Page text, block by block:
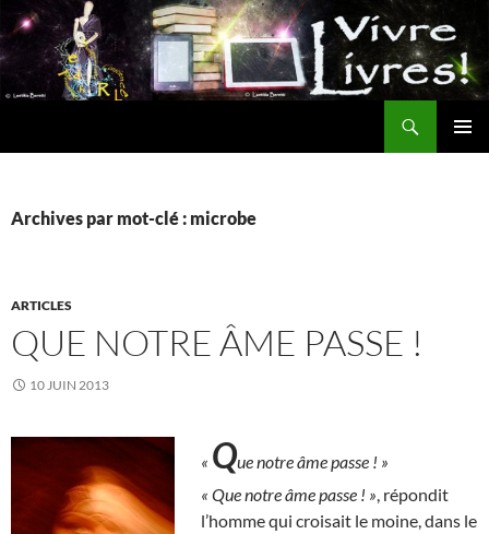
Aller
au
contenu
Archives par mot-clé : microbe
ARTICLES
QUE NOTRE ÂME PASSE !
10 JUIN 2013
« Que notre âme passe ! »
« Que notre âme passe ! » , répondit
l’homme qui croisait le moine, dans le